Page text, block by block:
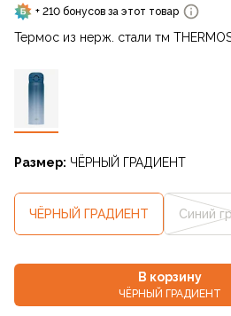
+ 210 бонусов за этот товар
Термос из нерж. стали тм
Размер: ЧЁРНЫЙ ГРАДИЕНТ
ЧЁРНЫЙ ГРАДИЕНТ Синий
В корзину
ЧЁРНЫЙ ГРАДИЕНТ